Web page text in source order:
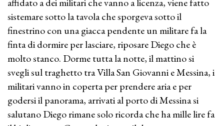
sistemare sotto la tavola che sporgeva sotto il
finestrino con una giacca pendente un militare fa la
finta di dormire per lasciare, riposare Diego che è
molto stanco. Dorme tutta la notte, il mattino si
svegli sul traghetto tra Villa San Giovanni e Messina, i
militari vanno in coperta per prendere aria e per
godersi il panorama, arrivati al porto di Messina si
salutano Diego rimane solo ricorda che ha mille lire fa